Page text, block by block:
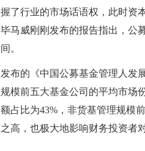
了行业的市场话语权，此时资
马威刚刚发布的报告指出，公
。
布的《中国公募基金管理人发
模前五大基金公司的平均市场
占比为43%，非货基管理规模
高，也极大地影响财务投资者